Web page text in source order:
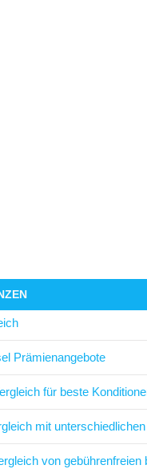
Prämienangebote
für beste
mit
von gebührenfreien